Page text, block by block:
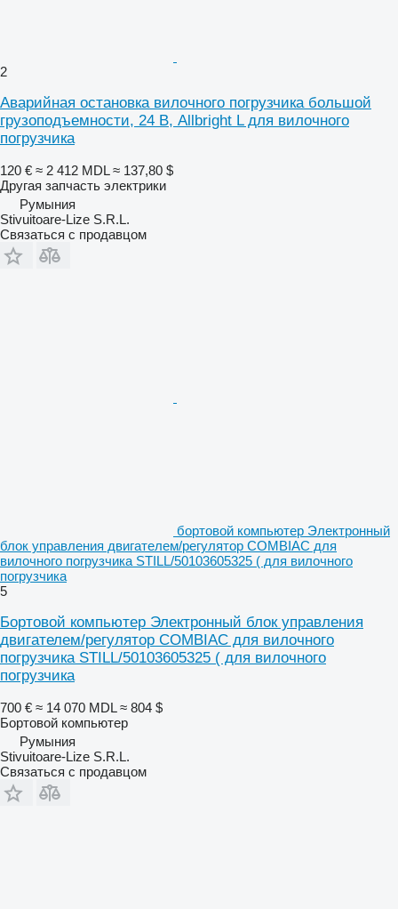
2
Аварийная остановка вилочного погрузчика большой
грузоподъемности, 24 В, Allbright L для вилочного
погрузчика
120 € ≈ 2 412 MDL ≈ 137,80 $
Другая запчасть электрики
Румыния
Stivuitoare-Lize S.R.L.
Связаться с продавцом
бортовой компьютер Электронный
блок управления двигателем/регулятор COMBIAC для
вилочного погрузчика STILL/50103605325 ( для вилочного
погрузчика
5
Бортовой компьютер Электронный блок управления
двигателем/регулятор COMBIAC для вилочного
погрузчика STILL/50103605325 ( для вилочного
погрузчика
700 € ≈ 14 070 MDL ≈ 804 $
Бортовой компьютер
Румыния
Stivuitoare-Lize S.R.L.
Связаться с продавцом